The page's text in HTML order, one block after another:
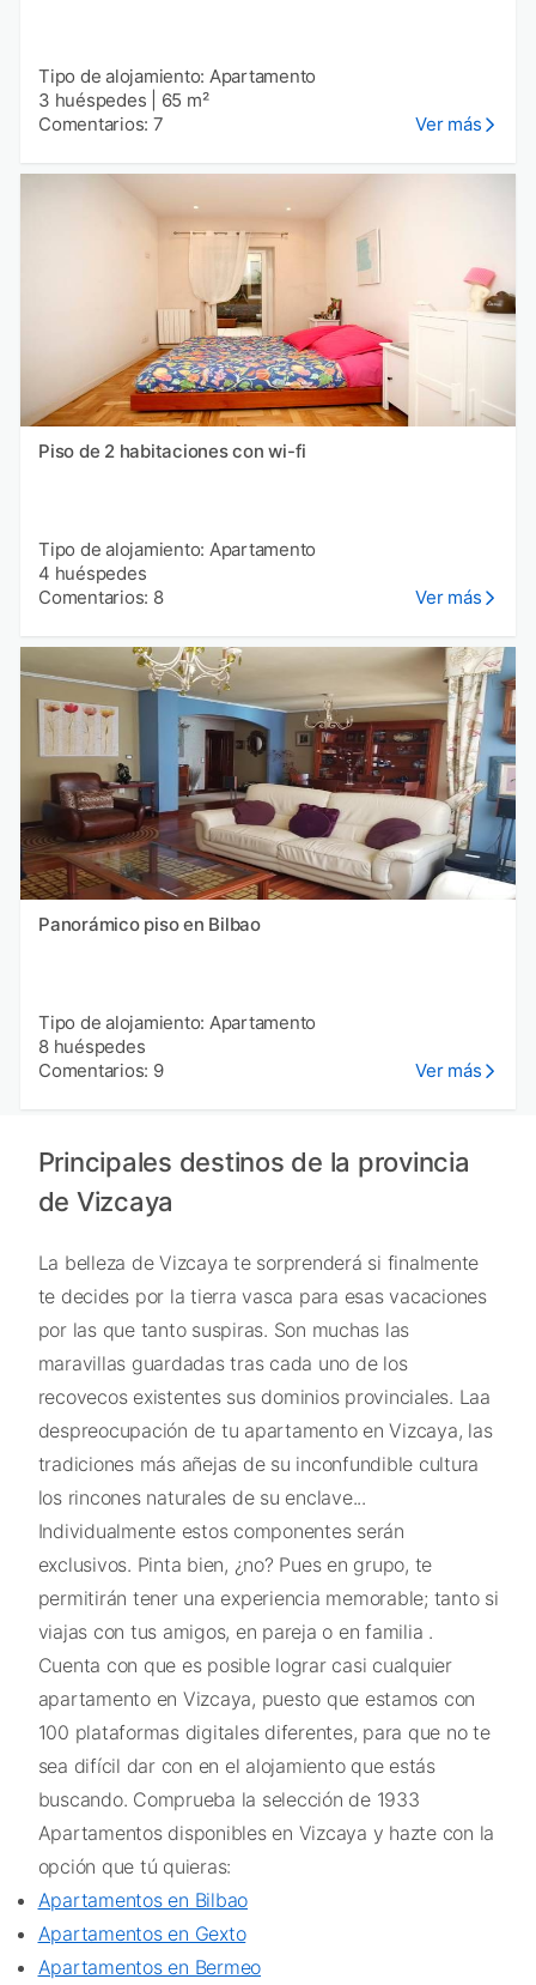
Tipo de alojamiento: Apartamento
3 huéspedes
65 m²
Comentarios: 7
Ver más
Piso de 2 habitaciones con wi-fi
Tipo de alojamiento: Apartamento
4 huéspedes
Comentarios: 8
Ver más
Panorámico piso en Bilbao
Tipo de alojamiento: Apartamento
8 huéspedes
Comentarios: 9
Ver más
Principales destinos de la provincia
de Vizcaya
La belleza de Vizcaya te sorprenderá si finalmente
te decides por la tierra vasca para esas vacaciones
por las que tanto suspiras. Son muchas las
maravillas guardadas tras cada uno de los
recovecos existentes sus dominios provinciales. Laa
despreocupación de tu apartamento en Vizcaya, las
tradiciones más añejas de su inconfundible cultura
los rincones naturales de su enclave...
Individualmente estos componentes serán
exclusivos. Pinta bien, ¿no? Pues en grupo, te
permitirán tener una experiencia memorable; tanto si
viajas con tus amigos, en pareja o en familia .
Cuenta con que es posible lograr casi cualquier
apartamento en Vizcaya, puesto que estamos con
100 plataformas digitales diferentes, para que no te
sea difícil dar con en el alojamiento que estás
buscando. Comprueba la selección de 1933
Apartamentos disponibles en Vizcaya y hazte con la
opción que tú quieras:
Apartamentos en Bilbao
Apartamentos en Gexto
Apartamentos en Bermeo